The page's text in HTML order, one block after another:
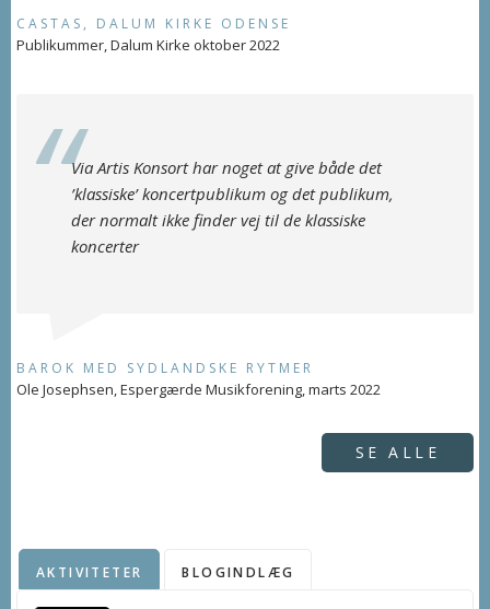
CASTAS, DALUM KIRKE ODENSE
Publikummer, Dalum Kirke oktober 2022
Via Artis Konsort har noget at give både det
’klassiske’ koncertpublikum og det publikum,
der normalt ikke finder vej til de klassiske
koncerter
BAROK MED SYDLANDSKE RYTMER
Ole Josephsen, Espergærde Musikforening, marts 2022
SE ALLE
AKTIVITETER BLOGINDLÆG